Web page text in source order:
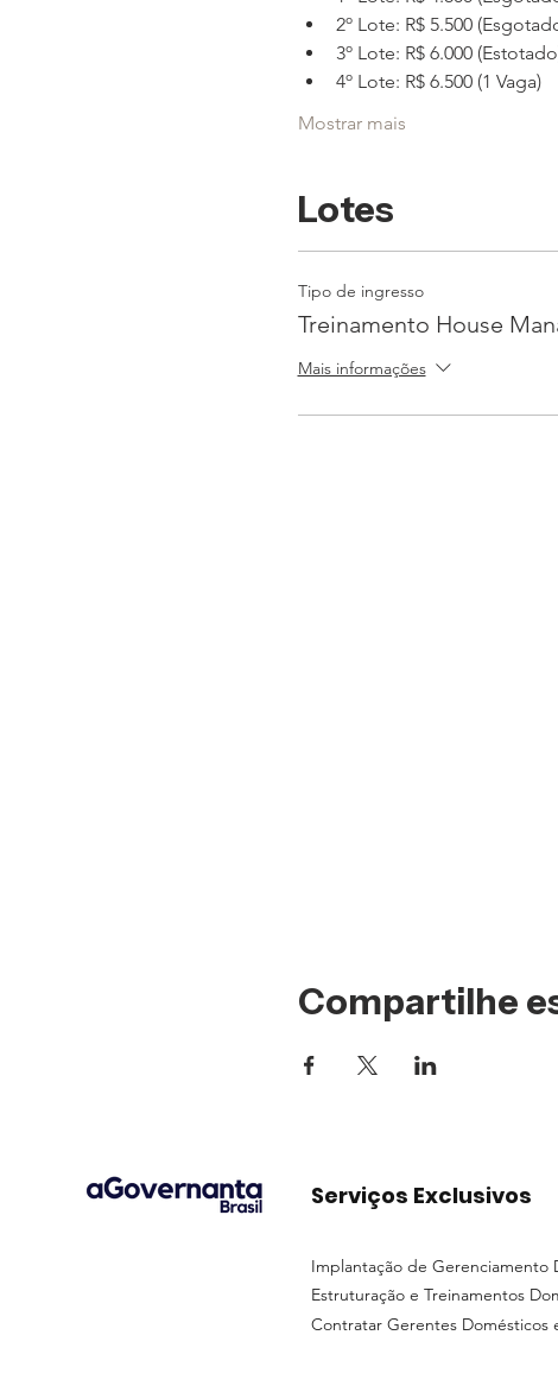
2º Lote: R$ 5.500
3º Lote: R$ 6.000
4º Lote: R$ 6.500 (1 Vaga)
Mostrar mais
Lotes
Tipo de ingresso
Treinamento House
Mais informações
Compartilhe
Serviços Exclusivos
Implantação de Gerenciamento
Estruturação e Treinamentos
Contratar Gerentes Domésticos